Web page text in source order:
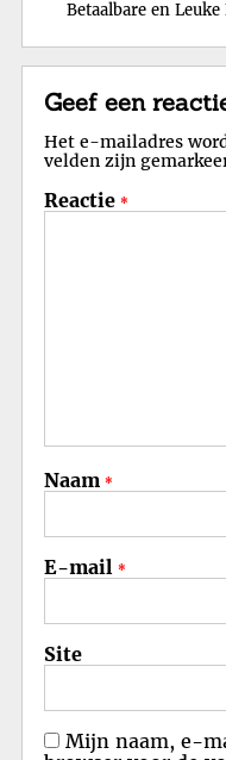
Betaalbare en
Geef een
Het e-mailadres
velden zijn
Reactie *
Naam *
E-mail *
Site
Mijn naam, e-